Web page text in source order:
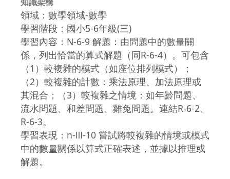
領域：數學領域-數學
學習階段：國小5-6年級(三)
學習內容：N-6-9 解題：由問題中的數量關
係，列出恰當的算式解題（同R-6-4）。可包含
（1）較複雜的模式（如座位排列模式）；
（2）較複雜的計數：乘法原理、加法原理或
其混合；（3）較複雜之情境：如年齡問題、
流水問題、和差問題、雞兔問題。連結R-6-2、
R-6-3。
學習表現：n-Ⅲ-10 嘗試將較複雜的情境或模式
中的數量關係以算式正確表述，並據以推理或
解題。